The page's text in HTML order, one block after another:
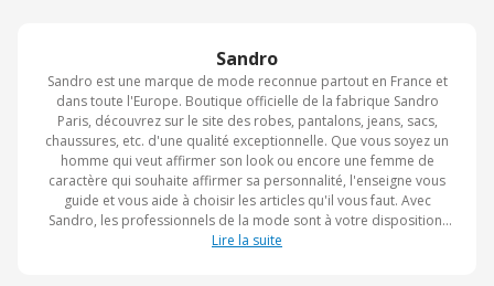
Sandro
Sandro est une marque de mode reconnue partout en France et
dans toute l'Europe. Boutique officielle de la fabrique Sandro
Paris, découvrez sur le site des robes, pantalons, jeans, sacs,
chaussures, etc. d'une qualité exceptionnelle. Que vous soyez un
homme qui veut affirmer son look ou encore une femme de
caractère qui souhaite affirmer sa personnalité, l'enseigne vous
guide et vous aide à choisir les articles qu'il vous faut. Avec
Sandro, les professionnels de la mode sont à votre disposition.
Les codes promo BrandAlley vous plairont également.
Lire la suite